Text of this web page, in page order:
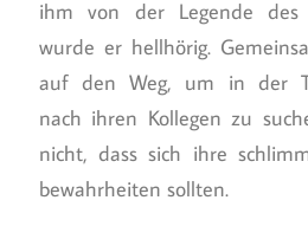
ihm von der Legende des
wurde er hellhörig.
auf den Weg, um in der
nach ihren Kollegen zu
nicht, dass sich ihre
bewahrheiten sollten.